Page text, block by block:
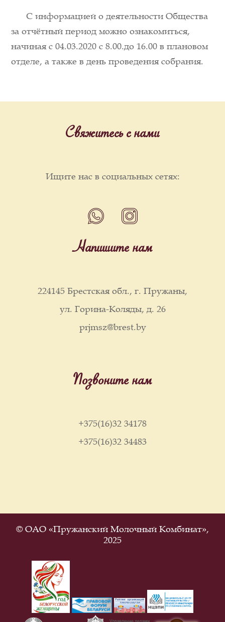
С информацией о деятельности Общества
за отчётный период можно ознакомиться,
начиная с 04.03.2020 с 8.00.до 16.00 в плановом
отделе, а также в день проведения собрания.
Свяжитесь с нами
Ищите нас в социальных сетях:
Напишите нам
224145 Брестская обл., г. Пружаны,
ул. Горина-Коляды, д. 26
prjmsz@brest.by
Позвоните нам
+375(16)32 34178
+375(16)32 34483
© ОАО «Пружанский Молочный Комбинат»,
2025